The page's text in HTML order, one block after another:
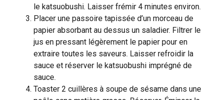
le katsuobushi. Laisser frémir 4 minutes environ.
Placer une passoire tapissée d’un morceau de
papier absorbant au dessus un saladier. Filtrer le
jus en pressant légèrement le papier pour en
extraire toutes les saveurs. Laisser refroidir la
sauce et réserver le katsuobushi imprégné de
sauce.
Toaster 2 cuillères à soupe de sésame dans une